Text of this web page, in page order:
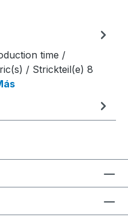
time /
/ Strickteil(e) 8